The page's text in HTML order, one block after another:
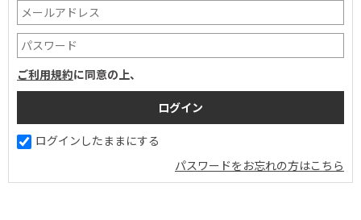
ご利用規約に同意の上、
ログインしたままにする
パスワードをお忘れの方はこちら